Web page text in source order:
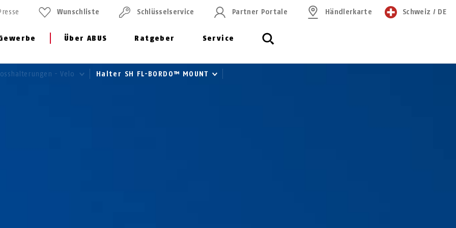
Über ABUS Ratgeber Service
Wunschliste Schlüssel­service Partner Portale Händlerkarte Schweiz / DE
- Velo Halter SH FL-BORDO™ MOUNT